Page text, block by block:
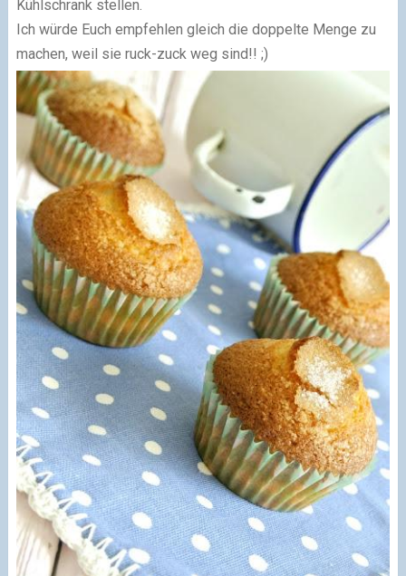
Kühlschrank stellen.
Ich würde Euch empfehlen gleich die doppelte Menge zu
machen, weil sie ruck-zuck weg sind!! ;)